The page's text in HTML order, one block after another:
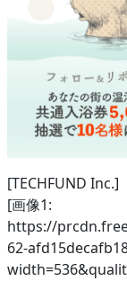
[TECHFUND Inc.]
[画像1:
https://
62-